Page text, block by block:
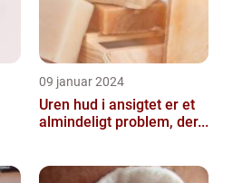
09 januar 2024
Uren hud i ansigtet er et
almindeligt problem, der...